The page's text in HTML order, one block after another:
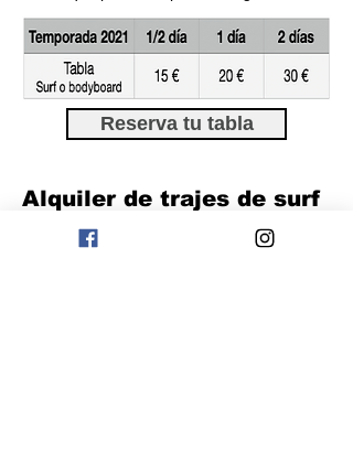
Reserva tu tabla
Alquiler de trajes de surf
Ponemos a tu disposición una amplia